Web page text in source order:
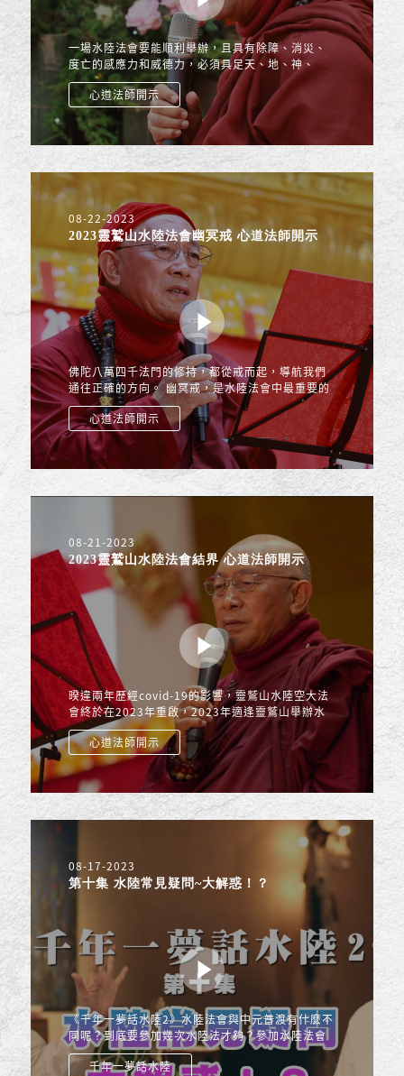
一場水陸法會要能順利舉辦，且具有除障、消災、
度亡的感應力和威德力，必須具足天、地、神、
人、鬼五個因緣：天：就是大環境要好，國家社會
要安定和樂，像台灣這...
心道法師開示
08-22-2023
2023靈鷲山水陸法會幽冥戒 心道法師開示
佛陀八萬四千法門的修持，都從戒而起，導航我們
通往正確的方向。 幽冥戒，是水陸法會中最重要的
一場佛事。 受戒後，我們能得到清淨戒體，戒體是
一得永得， 會生...
心道法師開示
08-21-2023
2023靈鷲山水陸法會結界 心道法師開示
暌違兩年歷經covid-19的影響，靈鷲山水陸空大法
會終於在2023年重啟，2023年適逢靈鷲山舉辦水
陸法會第30年，心道法師說，我們能在三十年當
中，每場水陸法會都有這...
心道法師開示
08-17-2023
第十集 水陸常見疑問~大解惑！？
《千年一夢話水陸2》水陸法會與中元普渡有什麼不
同呢？到底要參加幾次水陸法才夠？參加水陸法會
還需要祭祖嗎？ 這些大家常常關心的疑問，這集高
老師將為大家解答...
千年一夢話水陸